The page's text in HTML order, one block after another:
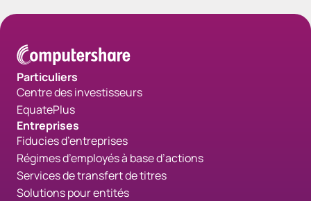
Particuliers
Centre des investisseurs
EquatePlus
Entreprises
Fiducies d’entreprises
Régimes d’employés à base d’actions
Services de transfert de titres
Solutions pour entités